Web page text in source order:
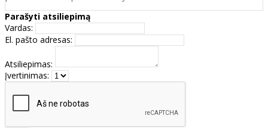
Parašyti atsiliepimą
Vardas:
El. pašto adresas:
Atsiliepimas:
Įvertinimas: